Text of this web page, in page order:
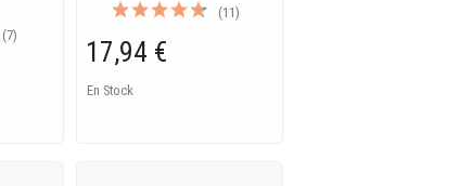
(7)
(11)
17,94 €
En Stock